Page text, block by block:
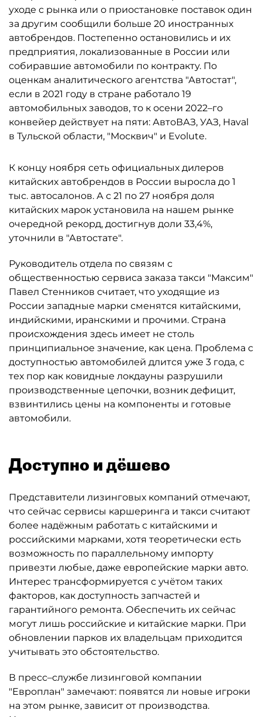
уходе с рынка или о приостановке поставок один
за другим сообщили больше 20 иностранных
автобрендов. Постепенно остановились и их
предприятия, локализованные в России или
собиравшие автомобили по контракту. По
оценкам аналитического агентства "Автостат",
если в 2021 году в стране работало 19
автомобильных заводов, то к осени 2022–го
конвейер действует на пяти: АвтоВАЗ, УАЗ, Haval
в Тульской области, "Москвич" и Evolute.
К концу ноября сеть официальных дилеров
китайских автобрендов в России выросла до 1
тыс. автосалонов. А с 21 по 27 ноября доля
китайских марок установила на нашем рынке
очередной рекорд, достигнув доли 33,4%,
уточнили в "Автостате".
Руководитель отдела по связям с
общественностью сервиса заказа такси "Максим"
Павел Стенников считает, что уходящие из
России западные марки сменятся китайскими,
индийскими, иранскими и прочими. Страна
происхождения здесь имеет не столь
принципиальное значение, как цена. Проблема с
доступностью автомобилей длится уже 3 года, с
тех пор как ковидные локдауны разрушили
производственные цепочки, возник дефицит,
взвинтились цены на компоненты и готовые
автомобили.
Доступно и дёшево
Представители лизинговых компаний отмечают,
что сейчас сервисы каршеринга и такси считают
более надёжным работать с китайскими и
российскими марками, хотя теоретически есть
возможность по параллельному импорту
привезти любые, даже европейские марки авто.
Интерес трансформируется с учётом таких
факторов, как доступность запчастей и
гарантийного ремонта. Обеспечить их сейчас
могут лишь российские и китайские марки. При
обновлении парков их владельцам приходится
учитывать это обстоятельство.
В пресс–службе лизинговой компании
"Европлан" замечают: появятся ли новые игроки
на этом рынке, зависит от производства.